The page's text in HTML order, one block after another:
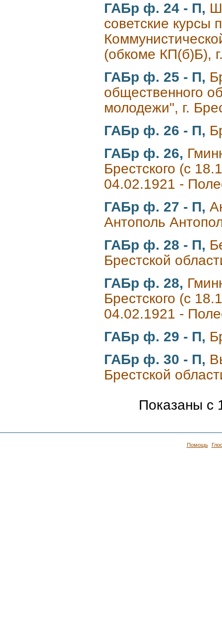
ГАБр ф. 24 - П,
советские курсы
(обкоме КП(б)Б),
ГАБр ф. 25 - П,
общественного
молодежи", г.
ГАБр ф. 26 - П,
ГАБр ф. 26,
Брестского (с
04.02.1921 -
ГАБр ф. 27 - П,
Антополь
ГАБр ф. 28 - П,
Брестской
ГАБр ф. 28,
Брестского (с
04.02.1921 -
ГАБр ф. 29 - П,
ГАБр ф. 30 - П,
Брестской
Показаны с
Помощь